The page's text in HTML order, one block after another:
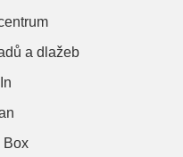
a dlažeb
Box